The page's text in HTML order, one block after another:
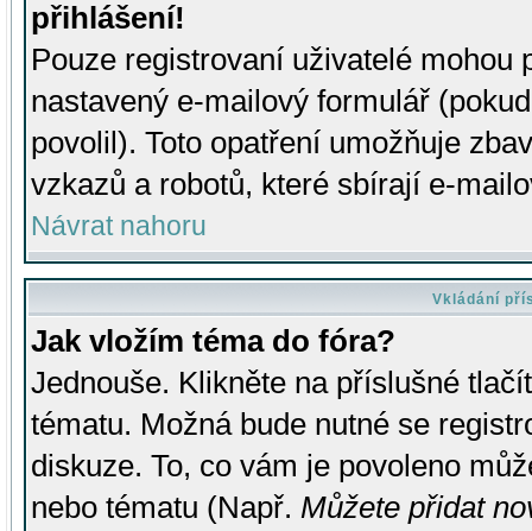
přihlášení!
Pouze registrovaní uživatelé mohou
nastavený e-mailový formulář
povolil). Toto opatření umožňuje
vzkazů a robotů, které sbírají e-
Návrat nahoru
Vkládání
Jak vložím téma do fóra?
Jednouše. Klikněte na příslušné
tématu. Možná bude nutné se
diskuze. To, co vám je povoleno
nebo tématu (Např. Můžete přidat